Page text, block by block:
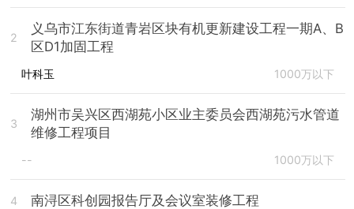
2
义乌市江东街道青岩区块有机更新建设工程一期A、B
区D1加固工程
叶科玉 1000万以下
3
湖州市吴兴区西湖苑小区业主委员会西湖苑污水管道
维修工程项目
-- 1000万以下
4 南浔区科创园报告厅及会议室装修工程